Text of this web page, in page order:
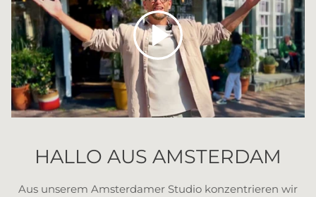
Abspielen
HALLO AUS AMSTERDAM
Aus unserem Amsterdamer Studio konzentrieren wir